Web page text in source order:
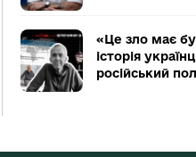
«Це зло має
історія
російський